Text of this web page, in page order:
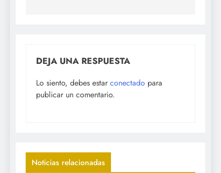
DEJA UNA RESPUESTA
Lo siento, debes estar conectado para
publicar un comentario.
Noticias relacionadas